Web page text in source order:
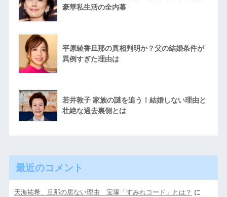
豪華私生活の全内幕
平原綾香旦那の真相判明か？父の結婚条件が
異例すぎた理由は
若井敦子 家族の謎を追う！結婚しない理由と
壮絶な過去裏側とは
最近のコメント
天海祐希、旦那の居ない理由 宝塚「すみれコード」とは？ に